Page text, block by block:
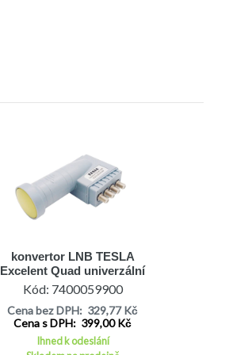
konvertor LNB TESLA
Excelent Quad univerzální
0,1dB LTE
Kód: 7400059900
Cena bez DPH: 329,77 Kč
Cena s DPH: 399,00 Kč
Ihned k odeslání